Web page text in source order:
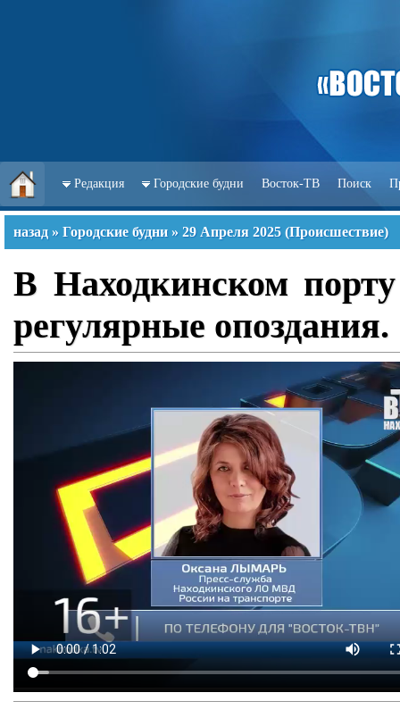
Редакция Городские будни Восток-ТВ Поиск
назад » Городские будни » 29 Апреля 2025 (Происшествие)
В Находкинском
регулярные опоздания.